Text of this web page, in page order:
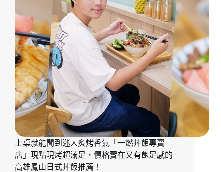
駁
二
店」
進
駐
百
年
港
區
倉
庫，
珍
珠
奶
茶
上桌就能聞到迷人炙烤香氣「一燃丼飯專賣
店」現點現烤超滿足，價格實在又有飽足感的
高雄鳳山日式丼飯推薦！